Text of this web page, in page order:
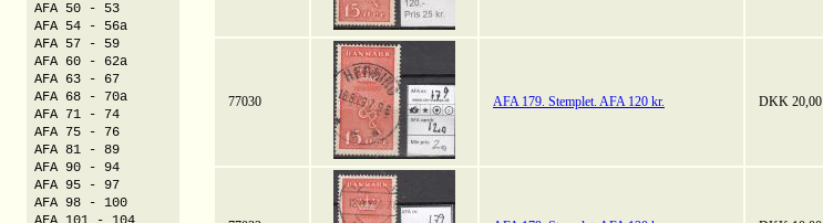
77030 AFA 179. Stemplet. AFA 120 kr. DKK 20,00
AFA 50 - 53
AFA 54 - 56a
AFA 57 - 59
AFA 60 - 62a
AFA 63 - 67
AFA 68 - 70a
AFA 71 - 74
AFA 75 - 76
AFA 81 - 89
AFA 90 - 94
AFA 95 - 97
AFA 98 - 100